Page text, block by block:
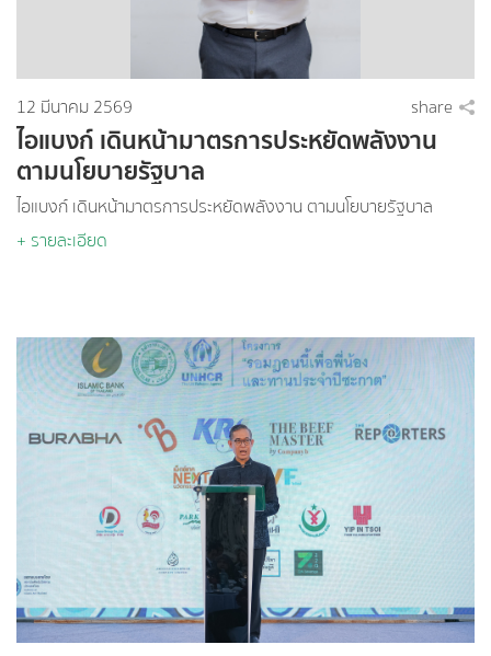
12 มีนาคม 2569 share
ไอแบงก์ เดินหน้ามาตรการประหยัดพลังงาน
ตามนโยบายรัฐบาล
ไอแบงก์ เดินหน้ามาตรการประหยัดพลังงาน ตามนโยบายรัฐบาล
+ รายละเอียด